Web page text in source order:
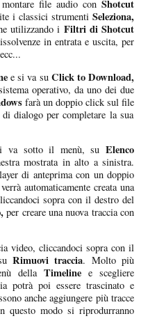
file audio con Shotcut
i classici strumenti Seleziona,
utilizzando i Filtri di Shotcut
in entrata e uscita, per
e si va su Click to Download,
operativo, da uno dei due
farà un doppio click sul file
dialogo per completare la sua
va sotto il menù, su Elenco
mostrata in alto a sinistra.
di anteprima con un doppio
verrà automaticamente creata una
sopra con il destro del
per creare una nuova traccia con
video, cliccandoci sopra con il
Rimuovi traccia. Molto più
della Timelinee scegliere
potrà poi essere trascinato e
anche aggiungere più tracce
modo si riprodurranno